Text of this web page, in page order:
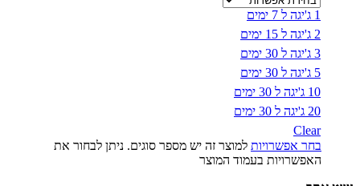
1 ג'יגה ל 7 ימים
2 ג'יגה ל 15 ימים
3 ג'יגה ל 30 ימים
5 ג'יגה ל 30 ימים
10 ג'יגה ל 30 ימים
20 ג'יגה ל 30 ימים
Clear
בחר אפשרויות למוצר זה יש מספר סוגים. ניתן לבחור את
האפשרויות בעמוד המוצר